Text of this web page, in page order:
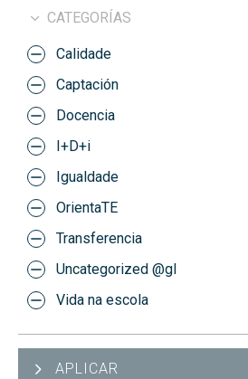
CATEGORÍAS
Calidade
Captación
Docencia
I+D+i
Igualdade
OrientaTE
Transferencia
Uncategorized @gl
Vida na escola
APLICAR